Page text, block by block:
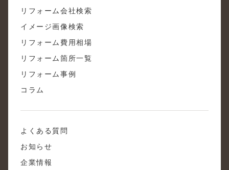
リフォーム会社検索
イメージ画像検索
リフォーム費用相場
リフォーム箇所一覧
リフォーム事例
コラム
よくある質問
お知らせ
企業情報